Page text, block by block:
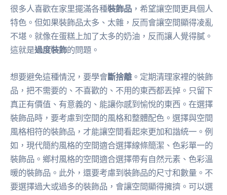
很多人喜歡在家里擺滿各種裝飾品 ，希望讓空間更具個人
特色。但如果裝飾品太多、太雜，反而會讓空間顯得凌亂
不堪。就像在蛋糕上加了太多的奶油，反而讓人覺得膩。
這就是過度裝飾的問題。
想要避免這種情況，要學會斷捨離。定期清理家裡的裝飾
品，把不需要的、不喜歡的、不用的東西都丟掉。只留下
真正有價值、有意義的、能讓你感到愉悅的東西。在選擇
裝飾品時，要考慮到空間的風格和整體配色。選擇與空間
風格相符的裝飾品，才能讓空間看起來更加和諧統一。例
如，現代簡約風格的空間適合選擇線條簡潔、色彩單一的
裝飾品。鄉村風格的空間適合選擇帶有自然元素、色彩溫
暖的裝飾品。此外，還要考慮到裝飾品的尺寸和數量。不
要選擇過大或過多的裝飾品，會讓空間顯得擁擠。可以選